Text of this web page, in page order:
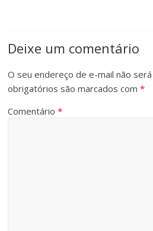
Deixe um comentário
O seu endereço de e-mail não será
obrigatórios são marcados com*
Comentário*